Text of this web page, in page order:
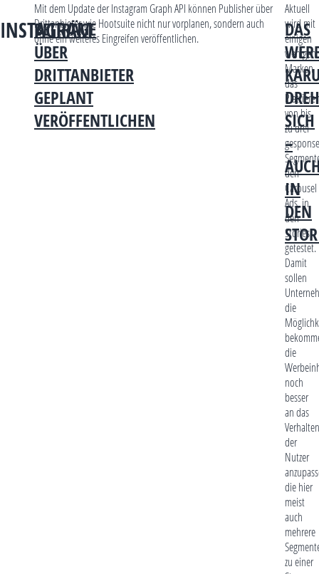
INSTAGRAM
BEITRÄGE
ÜBER
DRITTANBIETER
GEPLANT
VERÖFFENTLICHEN
Mit dem Update der Instagram Graph API können Publisher über
Drittanbieter wie Hootsuite nicht nur vorplanen, sondern auch
ohne ein weiteres Eingreifen veröffentlichen.
DAS
SICH
–
IN
DEN
Aktuell
wird mit
einigen
wenigen
Marken
das
von bis
zu drei
den
Carousel
Ads, in
den
Stories
getestet.
Damit
sollen
die
die
noch
besser
an das
Verhalten
der
Nutzer
die hier
meist
auch
mehrere
zu einer